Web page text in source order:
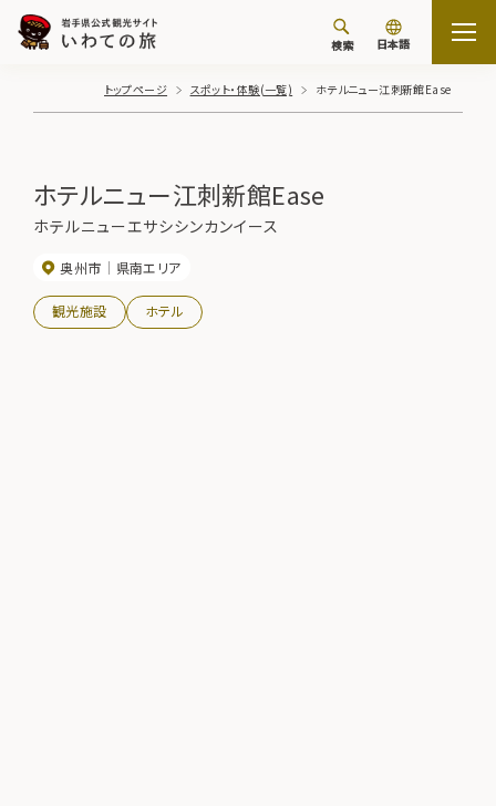
検索 日本語
トップページ スポット・体験(一覧) ホテルニュー江刺新館Ease
ホテルニュー江刺新館Ease
ホテルニューエサシシンカンイース
奥州市 県南エリア
観光施設 ホテル